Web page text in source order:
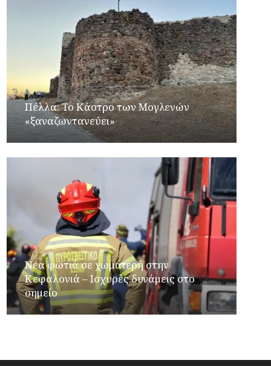
Πέλλα: Το Κάστρο των Μογλενών
«ξαναζωντανεύει»
Νέα φωτιά σε χωματερή στην
Κεφαλονιά – Ισχυρές δυνάμεις στο
σημείο